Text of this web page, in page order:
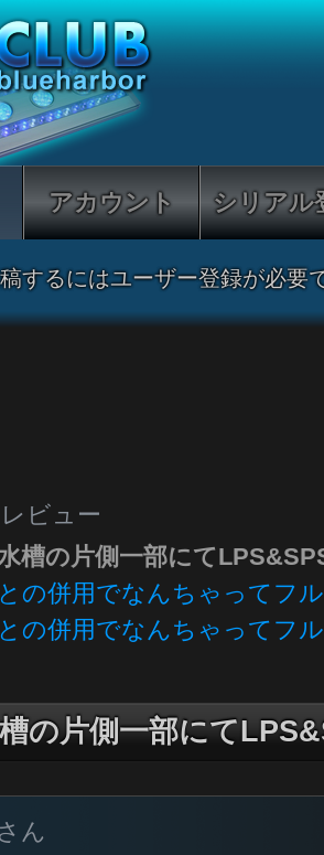
ビュー
槽の片側一部にて
の併用でなんちゃってフ
の併用でなんちゃってフ
の片側一部にて
さん
アカウント シリアル
するにはユーザー登録が必要